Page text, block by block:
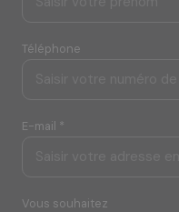
Téléphone
E-mail *
Vous souhaitez